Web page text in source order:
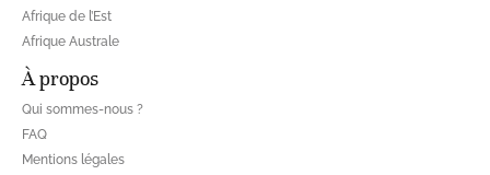
Afrique de l’Est
Afrique Australe
À propos
Qui sommes-nous ?
FAQ
Mentions légales